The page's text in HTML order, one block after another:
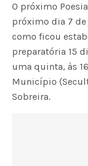
O próximo
próximo dia 7
como ficou
preparatória 15
uma quinta, às
Município
Sobreira.